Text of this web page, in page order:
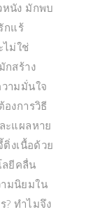
นัง มักพบ
กแร้
ไม่ใช่
สร้าง
ามมั่นใจ
งการวิธี
ะแผลหาย
งเนื้อด้วย
ลยีคลื่น
มนิยมใน
? ทำไมจึง